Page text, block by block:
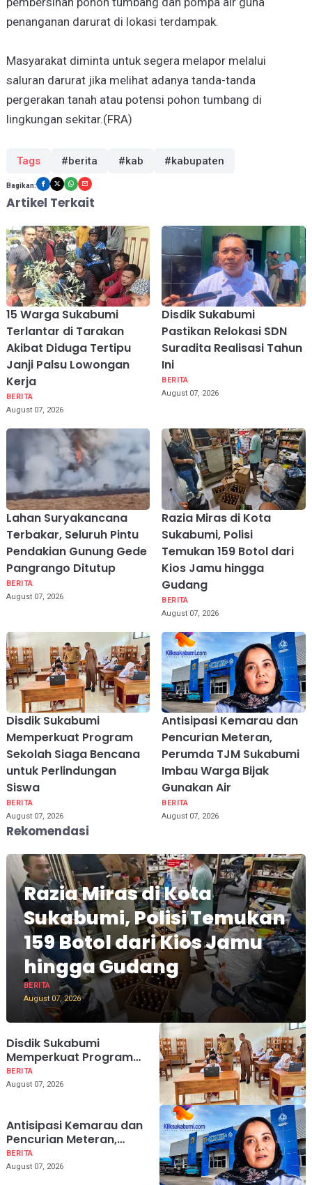
penanganan darurat di lokasi terdampak.
Masyarakat diminta untuk segera melapor melalui
saluran darurat jika melihat adanya tanda-tanda
pergerakan tanah atau potensi pohon tumbang di
lingkungan sekitar.(FRA)
Tags #berita #kab #kabupaten
Bagikan:
Artikel Terkait
15 Warga Sukabumi
Terlantar di Tarakan
Akibat Diduga Tertipu
Janji Palsu Lowongan
Kerja
BERITA
August 07, 2026
Disdik Sukabumi
Pastikan Relokasi SDN
Suradita Realisasi Tahun
Ini
BERITA
August 07, 2026
Lahan Suryakancana
Terbakar, Seluruh Pintu
Pendakian Gunung Gede
Pangrango Ditutup
BERITA
August 07, 2026
Razia Miras di Kota
Sukabumi, Polisi
Temukan 159 Botol dari
Kios Jamu hingga
Gudang
BERITA
August 07, 2026
Disdik Sukabumi
Memperkuat Program
Sekolah Siaga Bencana
untuk Perlindungan
Siswa
BERITA
August 07, 2026
Antisipasi Kemarau dan
Pencurian Meteran,
Perumda TJM Sukabumi
Imbau Warga Bijak
Gunakan Air
BERITA
August 07, 2026
Rekomendasi
Razia Miras di Kota
Sukabumi, Polisi Temukan
159 Botol dari Kios Jamu
hingga Gudang
BERITA
August 07, 2026
Disdik Sukabumi
Memperkuat Program
Sekolah Siaga Bencana
untuk Perlindungan Siswa
BERITA
August 07, 2026
Antisipasi Kemarau dan
Pencurian Meteran,
Perumda TJM Sukabumi
Imbau Warga Bijak
BERITA
August 07, 2026